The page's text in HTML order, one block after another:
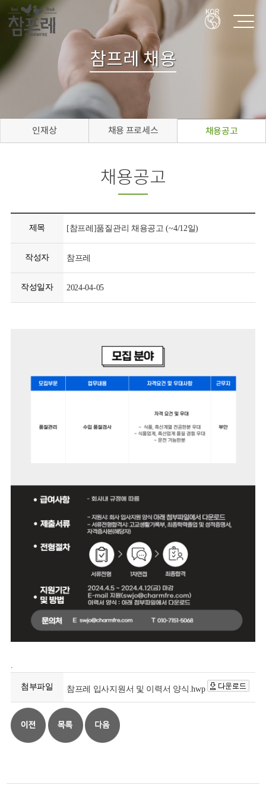
KOR
참프레 채용
인재상 채용 프로세스 채용공고
채용공고
제목 [참프레]품질관리 채용공고 (~4/12일)
작성자 참프레
작성일자 2024-04-05
첨부파일 참프레 입사지원서 및 이력서 양식.hwp